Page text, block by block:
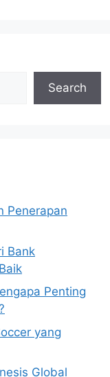
Search
Penerapan
Bank
Penting
yang
Global